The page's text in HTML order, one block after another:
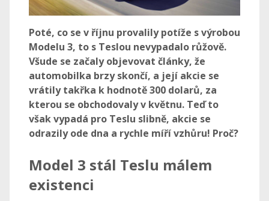
Poté, co se v říjnu provalily potíže s výrobou
Modelu 3, to s Teslou nevypadalo růžově.
Všude se začaly objevovat články, že
automobilka brzy skončí, a její akcie se
vrátily takřka k hodnotě 300 dolarů, za
kterou se obchodovaly v květnu. Teď to
však vypadá pro Teslu slibně, akcie se
odrazily ode dna a rychle míří vzhůru! Proč?
Model 3 stál Teslu málem
existenci